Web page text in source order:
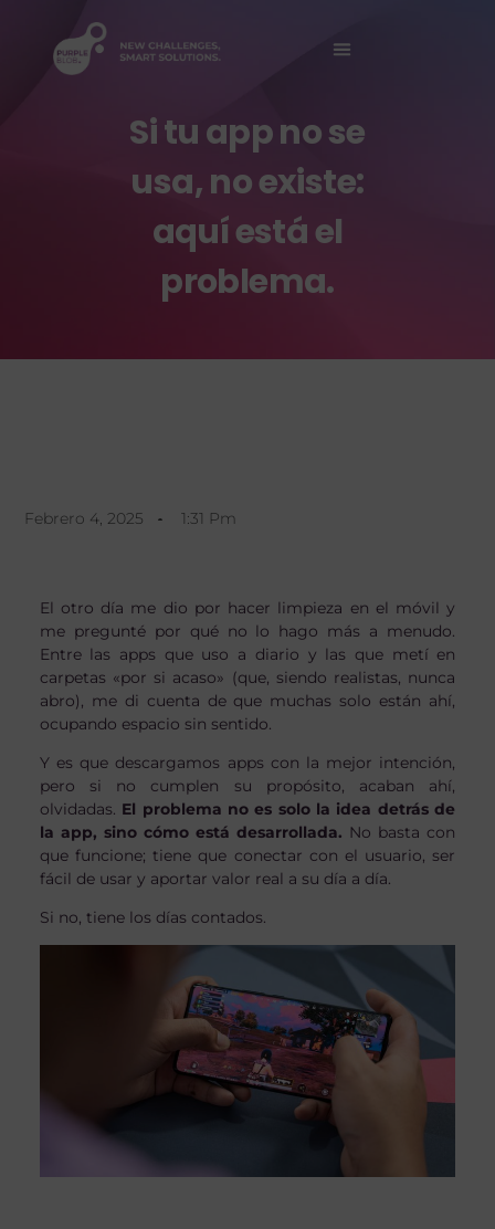
Si tu app no se
usa, no existe:
aquí está el
problema.
Febrero 4, 2025 1:31 Pm
El otro día me dio por hacer limpieza en el móvil y
me pregunté por qué no lo hago más a menudo.
Entre las apps que uso a diario y las que metí en
carpetas «por si acaso» (que, siendo realistas, nunca
abro), me di cuenta de que muchas solo están ahí,
ocupando espacio sin sentido.
Y es que descargamos apps con la mejor intención,
pero si no cumplen su propósito, acaban ahí,
olvidadas. El problema no es solo la idea detrás de
la app, sino cómo está desarrollada. No basta con
que funcione; tiene que conectar con el usuario, ser
fácil de usar y aportar valor real a su día a día.
Si no, tiene los días contados.